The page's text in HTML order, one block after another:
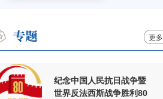
更多
纪念中国人民抗日战争暨
世界反法西斯战争胜利80